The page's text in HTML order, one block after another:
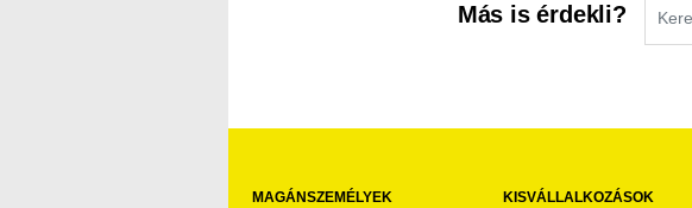
Más is érdekli?
MAGÁNSZEMÉLYEK KISVÁLLALKOZÁSOK